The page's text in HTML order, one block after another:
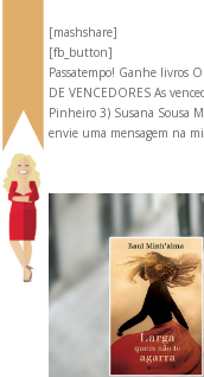
[mashshare]
[fb_button]
Passatempo! Ganhe livros
DE VENCEDORES As
Pinheiro 3) Susana Sousa
envie uma mensagem na